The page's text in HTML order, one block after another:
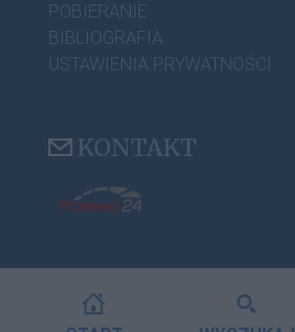
POBIERANIE
BIBLIOGRAFIA
USTAWIENIA PRYWATNOŚCI
KONTAKT